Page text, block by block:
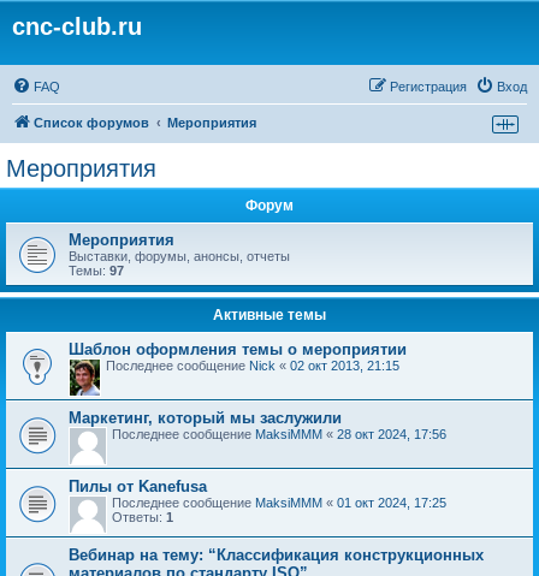
cnc-club.ru
FAQ Вход
Регистрация
Список форумов Мероприятия
Мероприятия
Форум
Мероприятия
Выставки, форумы, анонсы, отчеты
Темы: 97
Активные темы
Шаблон оформления темы о мероприятии
Последнее сообщение Nick « 02 окт 2013, 21:15
Маркетинг, который мы заслужили
Последнее сообщение MaksiMMM « 28 окт 2024, 17:56
Пилы от Kanefusa
Последнее сообщение MaksiMMM « 01 окт 2024, 17:25
Ответы: 1
Вебинар на тему: “Классификация конструкционных